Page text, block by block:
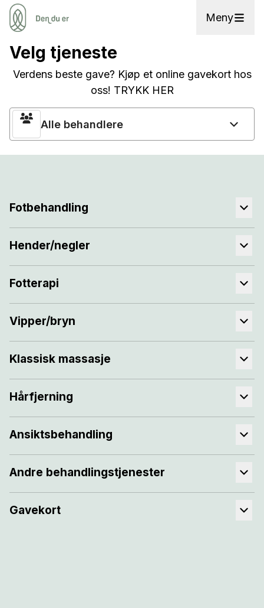
Meny
Velg tjeneste
Verdens beste gave? Kjøp et online gavekort hos
oss! TRYKK HER
Alle behandlere
Fotbehandling
Hender/negler
Fotterapi
Vipper/bryn
Klassisk massasje
Hårfjerning
Ansiktsbehandling
Andre behandlingstjenester
Gavekort